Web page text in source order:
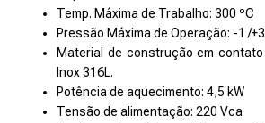
Temp. Máxima de Trabalho: 300 ºC
Pressão Máxima de Operação: -1 /
Material de construção em
Inox 316L.
Potência de aquecimento: 4,5 kW
Tensão de alimentação: 220 Vca